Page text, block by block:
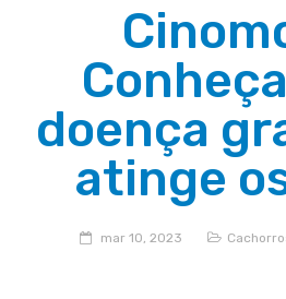
doença
atinge
mar 10, 2023